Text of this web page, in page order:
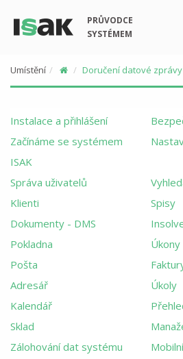
PRŮVODCE
SYSTÉMEM
Umístění Doručení datové zprávy
Instalace a přihlášení
Začínáme se systémem
ISAK
Správa uživatelů
Klienti
Spisy
Dokumenty - DMS
Pokladna
Úkony
Pošta
Adresář
Úkoly
Kalendář
Sklad
Zálohování dat systému